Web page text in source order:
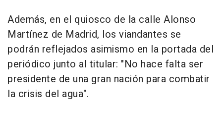
Además, en el quiosco de la calle Alonso
Martínez de Madrid, los viandantes se
podrán reflejados asimismo en la portada del
periódico junto al titular: "No hace falta ser
presidente de una gran nación para combatir
la crisis del agua".